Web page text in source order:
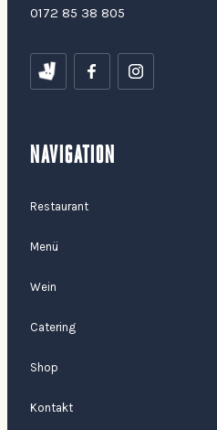
0172 85 38 805
NAVIGATION
Restaurant
Menü
Wein
Catering
Shop
Kontakt